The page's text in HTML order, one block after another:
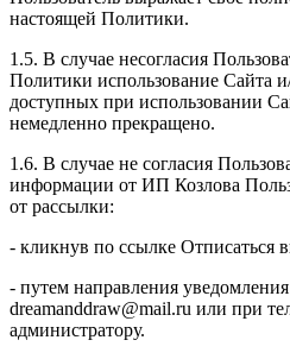
настоящей Политики.
1.5. В случае несогласия
Политики использование Сайта
доступных при использовании
немедленно прекращено.
1.6. В случае не согласия
информации от ИП Козлова
от рассылки:
- кликнув по ссылке Отписаться
- путем направления
dreamanddraw@mail.ru или при
администратору.